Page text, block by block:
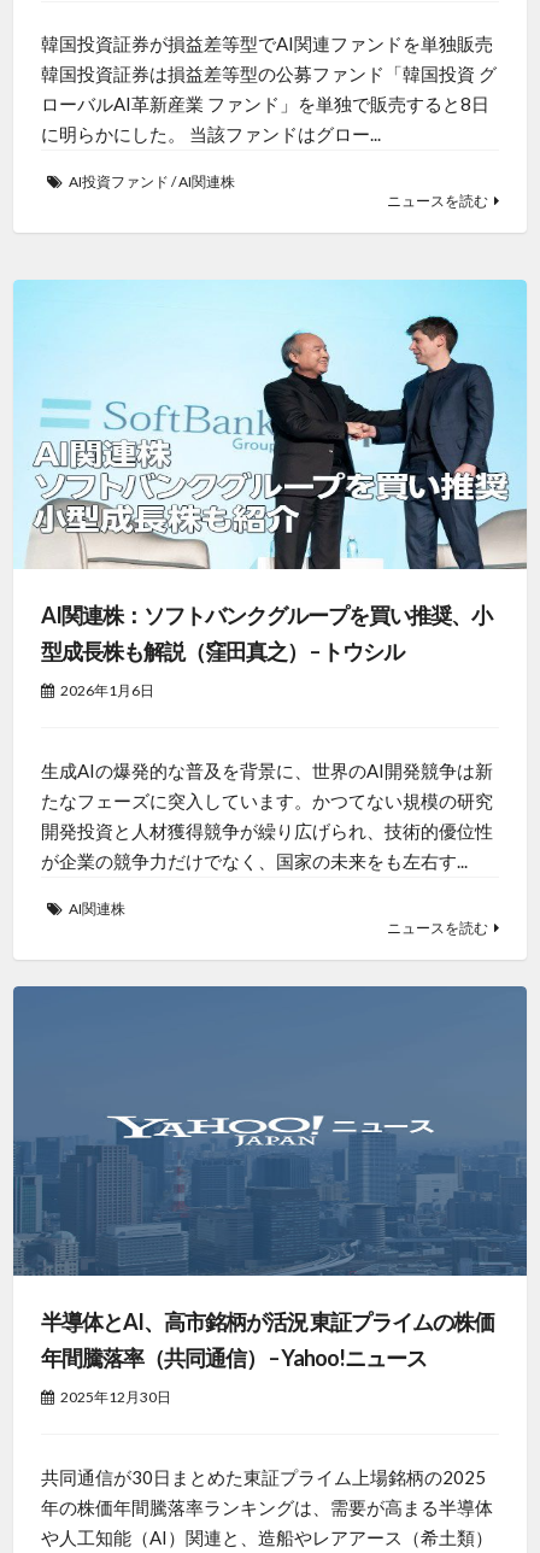
韓国投資証券が損益差等型でAI関連ファンドを単独販売
韓国投資証券は損益差等型の公募ファンド「韓国投資 グ
ローバルAI革新産業 ファンド」を単独で販売すると8日
に明らかにした。 当該ファンドはグロー...
AI投資ファンド /AI関連株
ニュースを読む
AI関連株：ソフトバンクグループを買い推奨、小
型成長株も解説（窪田真之） – トウシル
2026年1月6日
生成AIの爆発的な普及を背景に、世界のAI開発競争は新
たなフェーズに突入しています。かつてない規模の研究
開発投資と人材獲得競争が繰り広げられ、技術的優位性
が企業の競争力だけでなく、国家の未来をも左右す...
AI関連株
ニュースを読む
半導体とAI、高市銘柄が活況 東証プライムの株価
年間騰落率（共同通信） – Yahoo!ニュース
2025年12月30日
共同通信が30日まとめた東証プライム上場銘柄の2025
年の株価年間騰落率ランキングは、需要が高まる半導体
や人工知能（AI）関連と、造船やレアアース（希土類）